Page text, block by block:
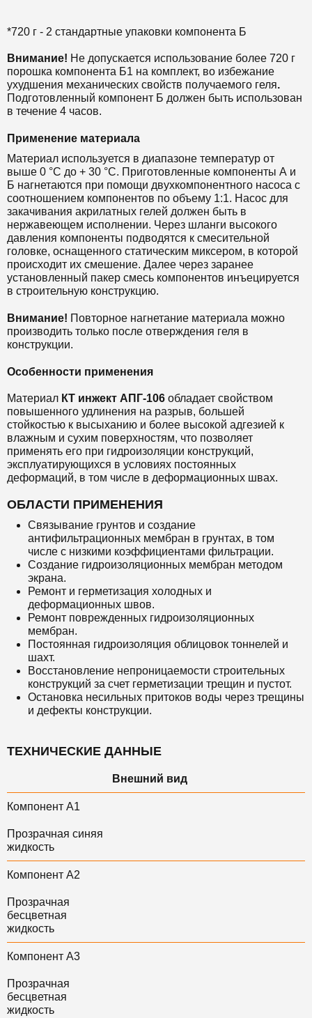
*720 г - 2 стандартные упаковки компонента Б
Внимание! Не допускается использование более 720 г
порошка компонента Б1 на комплект, во избежание
ухудшения механических свойств получаемого геля.
Подготовленный компонент Б должен быть использован
в течение 4 часов.
Применение материала
Материал используется в диапазоне температур от
выше 0 °С до + 30 °С. Приготовленные компоненты А и
Б нагнетаются при помощи двухкомпонентного насоса с
соотношением компонентов по объему 1:1. Насос для
закачивания акрилатных гелей должен быть в
нержавеющем исполнении. Через шланги высокого
давления компоненты подводятся к смесительной
головке, оснащенного статическим миксером, в которой
происходит их смешение. Далее через заранее
установленный пакер смесь компонентов инъецируется
в строительную конструкцию.
Внимание! Повторное нагнетание материала можно
производить только после отверждения геля в
конструкции.
Особенности применения
Материал КТ инжект АПГ-106 обладает свойством
повышенного удлинения на разрыв, большей
стойкостью к высыханию и более высокой адгезией к
влажным и сухим поверхностям, что позволяет
применять его при гидроизоляции конструкций,
эксплуатирующихся в условиях постоянных
деформаций, в том числе в деформационных швах.
ОБЛАСТИ ПРИМЕНЕНИЯ
Связывание грунтов и создание
антифильтрационных мембран в грунтах, в том
числе с низкими коэффициентами фильтрации.
Создание гидроизоляционных мембран методом
экрана.
Ремонт и герметизация холодных и
деформационных швов.
Ремонт поврежденных гидроизоляционных
мембран.
Постоянная гидроизоляция облицовок тоннелей и
шахт.
Восстановление непроницаемости строительных
конструкций за счет герметизации трещин и пустот.
Остановка несильных притоков воды через трещины
и дефекты конструкции.
ТЕХНИЧЕСКИЕ ДАННЫЕ
Внешний вид
Компонент А1
Прозрачная синяя
жидкость
Компонент А2
Прозрачная
бесцветная
жидкость
Компонент А3
Прозрачная
бесцветная
жидкость